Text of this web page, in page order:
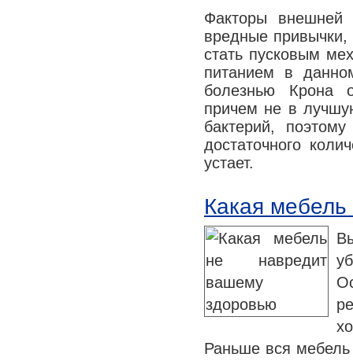
Факторы внешней
вредные привычки,
стать пусковым
питанием в
болезнью Крона
причем не в
бактерий,
достаточного
устает.
Какая
Раньше вся мебель